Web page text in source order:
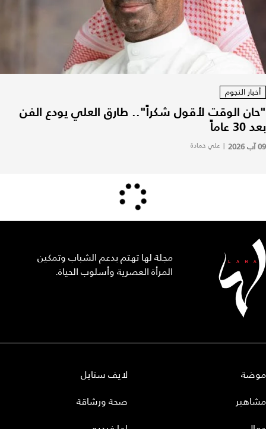
أخبار النجوم
"حان الوقت لأقول شكراً".. طارق العلي يودع الفن
بعد 30 عاماً
09 آب 2026 | علي حمادة
مجلة لها تهتم بدعم الشباب وتمكين
المرأة العصرية وأسلوب الحياة.
موضة
مشاهير
لايف ستايل
صحة ورشاقة